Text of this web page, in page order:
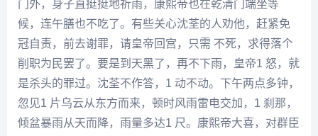
门外，身子直挺挺地祈雨，康熙帝也在乾清门端坐等
候，连午膳也不吃了。有些关心沈荃的人劝他，赶紧免
冠自责，前去谢罪，请皇帝回宫，只需 不死，求得落个
削职为民罢了。要是到天黑了，再不下雨，皇帝1 怒，就
是杀头的罪过。沈荃不作答，1 动不动。下午两点多钟，
忽见1 片乌云从东方而来，顿时风雨雷电交加，1 刹那，
倾盆暴雨从天而降，雨量多达1 尺。康熙帝大喜，对群臣